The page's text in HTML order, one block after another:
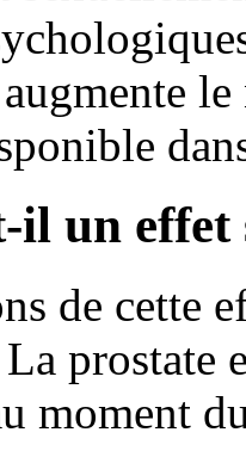
il un effet
de cette
prostate
moment